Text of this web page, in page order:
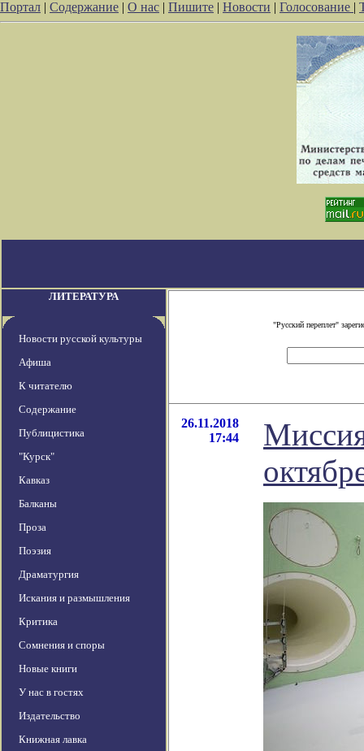
Портал | Содержание | О нас | Пишите | Новости | Голосование |
ЛИТЕРАТУРА
Новости русской культуры
Афиша
К читателю
Содержание
Публицистика
"Курск"
Кавказ
Балканы
Проза
Поэзия
Драматургия
Искания и размышления
Критика
Сомнения и споры
Новые книги
У нас в гостях
Издательство
Книжная лавка
"Русский переплет"
26.11.2018
17:44